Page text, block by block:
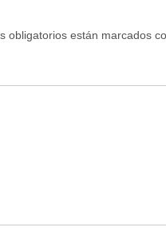
obligatorios están marcados